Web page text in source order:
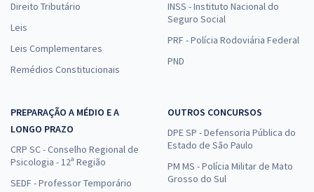
Direito Tributário
Leis
Leis Complementares
Remédios Constitucionais
INSS - Instituto Nacional do
Seguro Social
PRF - Polícia Rodoviária Federal
PND
PREPARAÇÃO A MÉDIO E A
LONGO PRAZO
CRP SC - Conselho Regional de
Psicologia - 12ª Região
SEDF - Professor Temporário
OUTROS CONCURSOS
DPE SP - Defensoria Pública do
Estado de São Paulo
PM MS - Polícia Militar de Mato
Grosso do Sul